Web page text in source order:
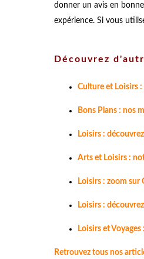
donner un avis en
expérience. Si vous
Découvrez
Culture et Loisirs
Bons Plans : nos
Loisirs :
Arts et Loisirs :
Loisirs : zoom sur
Loisirs :
Loisirs et
Retrouvez tous nos